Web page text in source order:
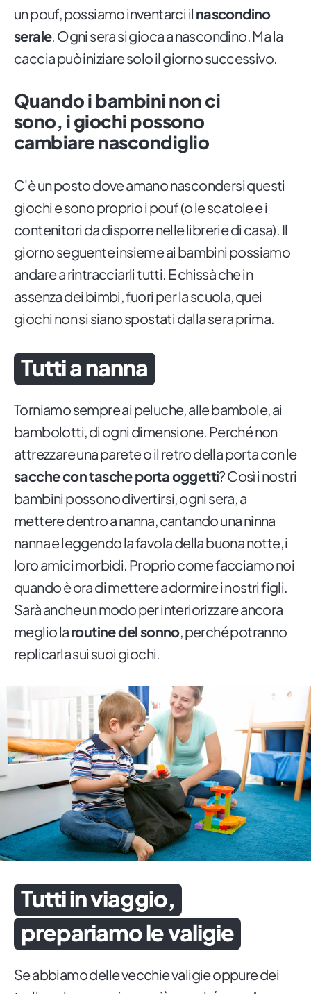
un pouf, possiamo inventarci il nascondino
serale. Ogni sera si gioca a nascondino. Ma la
caccia può iniziare solo il giorno successivo.
Quando i bambini non ci
sono, i giochi possono
cambiare nascondiglio
C'è un posto dove amano nascondersi questi
giochi e sono proprio i pouf (o le scatole e i
contenitori da disporre nelle librerie di casa). Il
giorno seguente insieme ai bambini possiamo
andare a rintracciarli tutti. E chissà che in
assenza dei bimbi, fuori per la scuola, quei
giochi non si siano spostati dalla sera prima.
Tutti a nanna
Torniamo sempre ai peluche, alle bambole, ai
bambolotti, di ogni dimensione. Perché non
attrezzare una parete o il retro della porta con le
sacche con tasche porta oggetti? Così i nostri
bambini possono divertirsi, ogni sera, a
mettere dentro a nanna, cantando una ninna
nanna e leggendo la favola della buona notte, i
loro amici morbidi. Proprio come facciamo noi
quando è ora di mettere a dormire i nostri figli.
Sarà anche un modo per interiorizzare ancora
meglio laroutine del sonno, perché potranno
replicarla sui suoi giochi.
Tutti in viaggio,
prepariamo le valigie
Se abbiamo delle vecchie valigie oppure dei